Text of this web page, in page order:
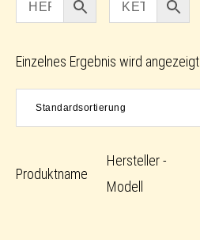
Einzelnes Ergebnis wird angezeigt
Produktname
Hersteller -
Modell